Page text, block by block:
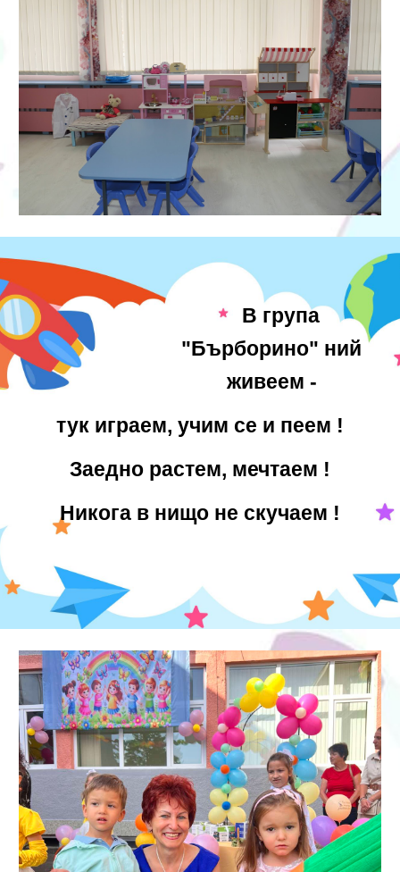
В група
"Бърборино" ний
живеем -
тук играем, учим се и пеем !
Заедно растем, мечтаем !
Никога в нищо не скучаем !